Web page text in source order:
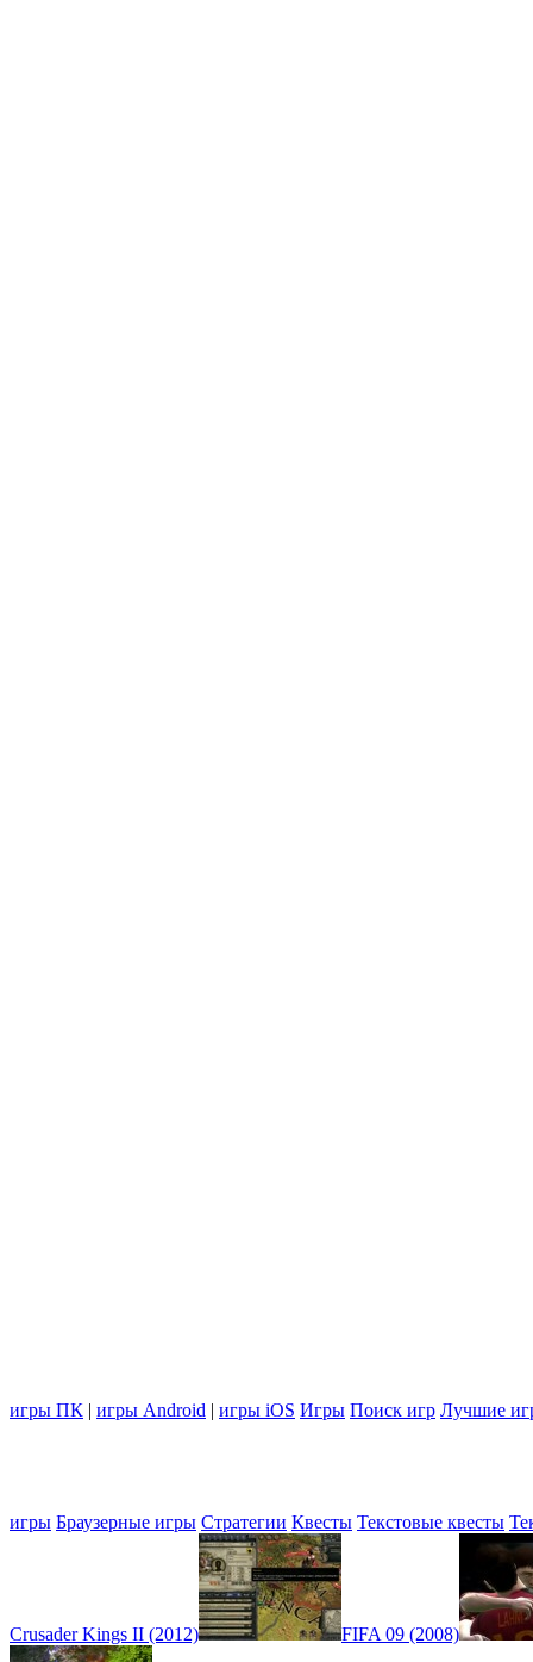
игры ПК | игры Android | игры iOS Игры Поиск игр Лучшие
игры Браузерные игры Стратегии Квесты Текстовые квесты
Crusader Kings II (2012) FIFA 09 (2008)